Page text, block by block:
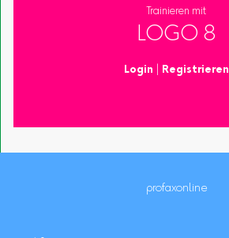
Trainieren mit
LOGO 8
Login Registrieren
profaxonline